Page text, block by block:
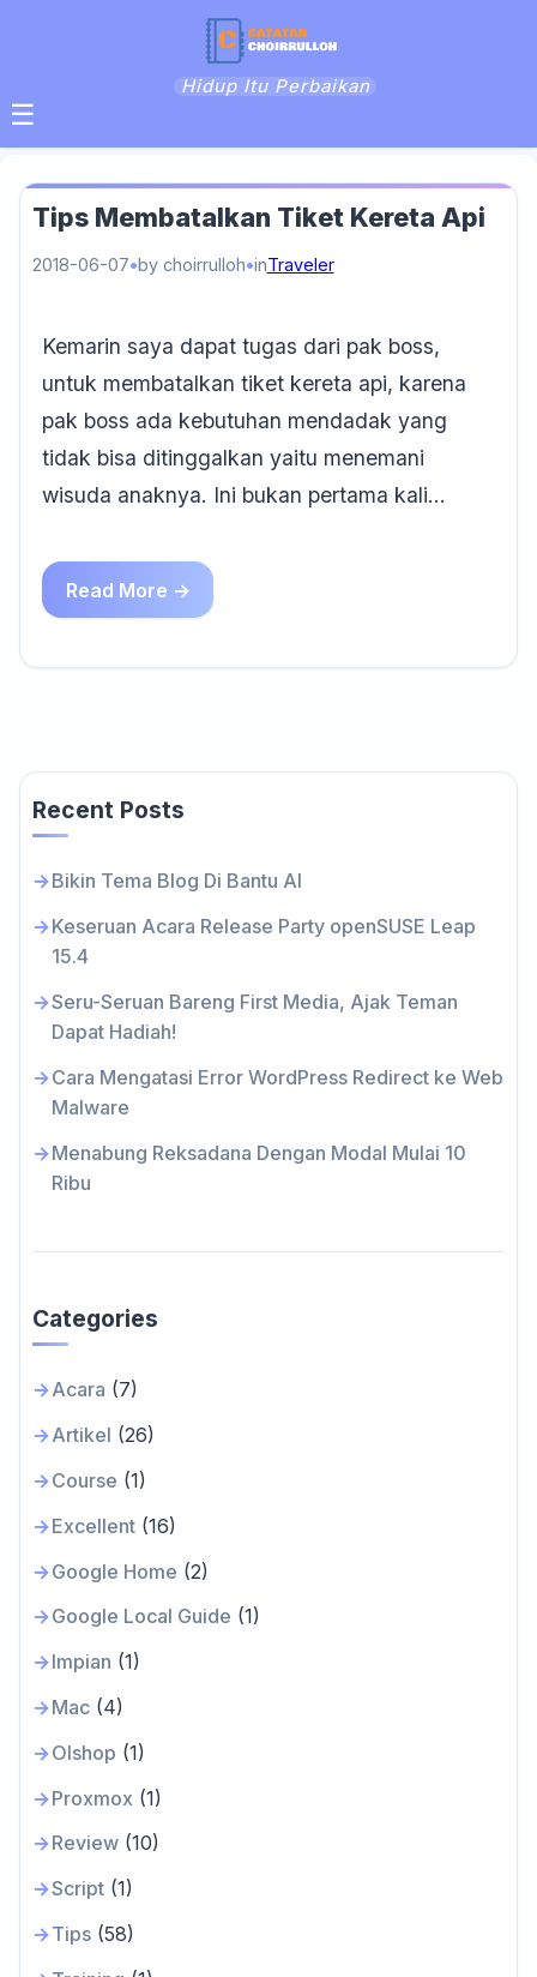
Hidup Itu Perbaikan
☰
Tips Membatalkan Tiket Kereta Api
2018-06-07 by choirrulloh inTraveler
Kemarin saya dapat tugas dari pak boss,
untuk membatalkan tiket kereta api, karena
pak boss ada kebutuhan mendadak yang
tidak bisa ditinggalkan yaitu menemani
wisuda anaknya. Ini bukan pertama kali…
Read More →
Recent Posts
Bikin Tema Blog Di Bantu AI
Keseruan Acara Release Party openSUSE Leap
15.4
Seru-Seruan Bareng First Media, Ajak Teman
Dapat Hadiah!
Cara Mengatasi Error WordPress Redirect ke Web
Malware
Menabung Reksadana Dengan Modal Mulai 10
Ribu
Categories
Acara (7)
Artikel (26)
Course (1)
Excellent(16)
Google Home (2)
Google Local Guide (1)
Impian (1)
Mac(4)
Olshop (1)
Proxmox (1)
Review(10)
Script(1)
Tips(58)